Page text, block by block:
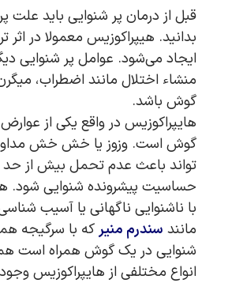
قبل از درمان پر شنوایی باید علت
بدانید. هیپراکوزیس معمولا در اثر
ایجاد می‌شود. عوامل پر شنوایی
منشاء اختلال مانند اضطراب،
گوش باشد.
هایپراکوزیس در واقع یکی از
گوش است. وزوز یا خش خش
تواند باعث عدم تحمل بیش از حد
حساسیت پیشرونده شنوایی شود.
با ناشنوایی ناگهانی یا آسیب
مانند سندرم منیرکه با سرگیجه
شنوایی در یک گوش همراه است
انواع مختلفی از هایپراکوزیس وجود